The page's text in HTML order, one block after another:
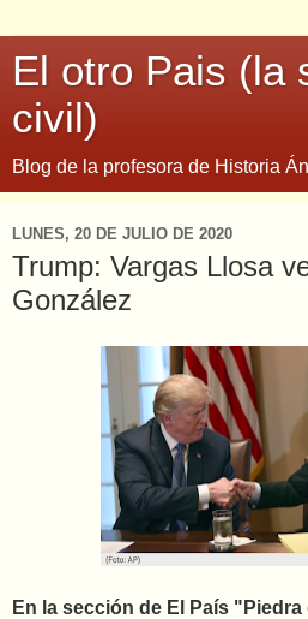
El otro Pais (la
civil)
Blog de la profesora de Historia
LUNES, 20 DE JULIO DE 2020
Trump: Vargas Llosa
González
En la sección de El País